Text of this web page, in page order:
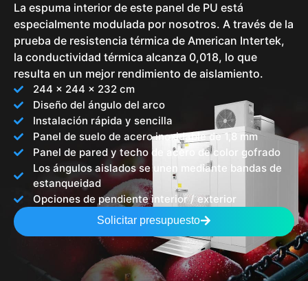
La espuma interior de este panel de PU está
especialmente modulada por nosotros. A través de la
prueba de resistencia térmica de American Intertek,
la conductividad térmica alcanza 0,018, lo que
resulta en un mejor rendimiento de aislamiento.
244 x 244 x 232 cm
Diseño del ángulo del arco
Instalación rápida y sencilla
Panel de suelo de acero inoxidable de 1,8 mm
Panel de pared y techo de acero de color gofrado
Los ángulos aislados se unen mediante bandas de
estanqueidad
Opciones de pendiente interior / exterior
Solicitar presupuesto